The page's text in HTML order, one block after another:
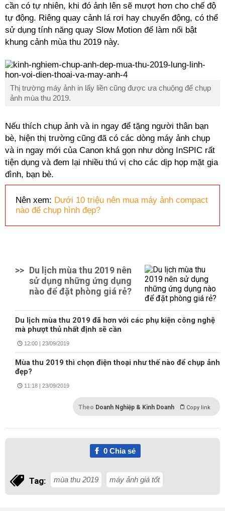
cần có tự nhiên, khi đó ảnh lên sẽ mượt hơn cho chế độ
tự động. Riêng quay cảnh lá rơi hay chuyển động, có thể
sử dụng tính năng quay Slow Motion để làm nổi bật
khung cảnh mùa thu 2019 này.
Thị trường máy ảnh in lấy liền cũng được ưa chuộng để chụp
ảnh mùa thu 2019.
Nếu thích chụp ảnh và in ngay để tặng người thân bạn
bè, hiện thị trường cũng đã có các dòng máy ảnh chụp
và in ngay mới của Canon khá gọn như dòng InSPIC rất
tiện dụng và đem lại nhiều thú vị cho các dịp họp mặt gia
đình, bạn bè.
Nên xem: Dưới 10 triệu nên mua máy ảnh compact
nào để chụp hình đẹp?
>> Du lịch mùa thu 2019 nên
sử dụng những ứng dụng
nào để đặt phòng giá rẻ?
Du lịch mùa thu 2019 đã hơn với các phụ kiện công nghệ
mà phượt thủ nhất định sẽ cần
12:00 | 23/09/2019
Mùa thu 2019 thì chọn điện thoại như thế nào để chụp ảnh
đẹp?
11:18 | 23/09/2019
Theo Doanh Nghiệp & Kinh Doanh Copy link
0Chia sẻ
Tag: mùa thu 2019 máy ảnh giá tốt